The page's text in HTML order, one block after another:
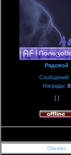
Рядовой
Сообщений:
Награды: 0
[ ]
Chester